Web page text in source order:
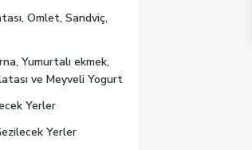
Omlet, Sandviç,
Yumurtalı ekmek,
ve Meyveli Yogurt
Yerler
Yerler